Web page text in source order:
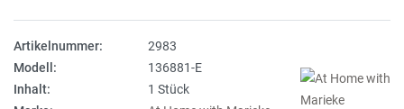
Artikelnummer:
2983
Modell:
136881-E
Inhalt:
1 Stück